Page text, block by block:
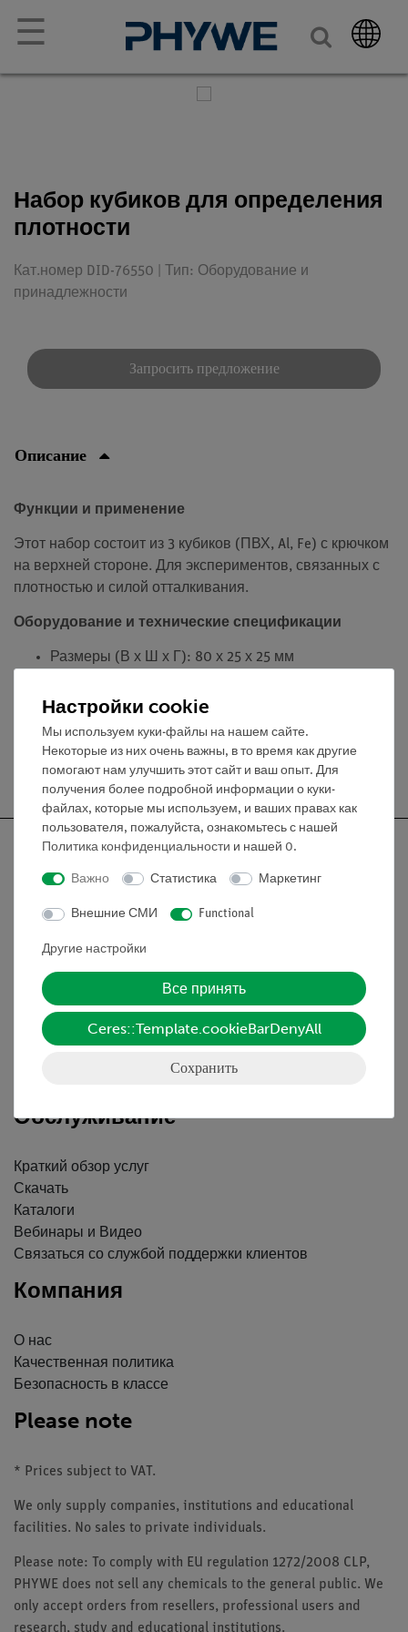
☰
Набор кубиков для определения
плотности
Кат.номер DID-76550 | Тип: Оборудование и
принадлежности
Запросить предложение
Описание
Функции и применение
Этот набор состоит из 3 кубиков (ПВХ, Al, Fe) с крючком
на верхней стороне. Для экспериментов, связанных с
плотностью и силой отталкивания.
Оборудование и технические спецификации
Размеры (В х Ш х Г): 80 х 25 х 25 мм
Бесплатная доставка от 300,- €
Информация
Контактное лицо
Условия сотрудничества
Обслуживание
Краткий обзор услуг
Скачать
Каталоги
Вебинары и Видео
Связаться со службой поддержки клиентов
Компания
О нас
Качественная политика
Безопасность в классе
Please note
* Prices subject to VAT.
We only supply companies, institutions and educational
facilities. No sales to private individuals.
Please note: To comply with EU regulation 1272/2008 CLP,
PHYWE does not sell any chemicals to the general public. We
only accept orders from resellers, professional users and
research, study and educational institutions.
Настройки cookie
Мы используем куки-файлы на нашем сайте.
Некоторые из них очень важны, в то время как другие
помогают нам улучшить этот сайт и ваш опыт. Для
получения более подробной информации о куки-
файлах, которые мы используем, и ваших правах как
пользователя, пожалуйста, ознакомьтесь с нашей
Политика конфиденциальности и нашей 0.
Важно Статистика Маркетинг
Внешние СМИ Functional
Другие настройки
Все принять
Ceres::Template.cookieBarDenyAll
Сохранить